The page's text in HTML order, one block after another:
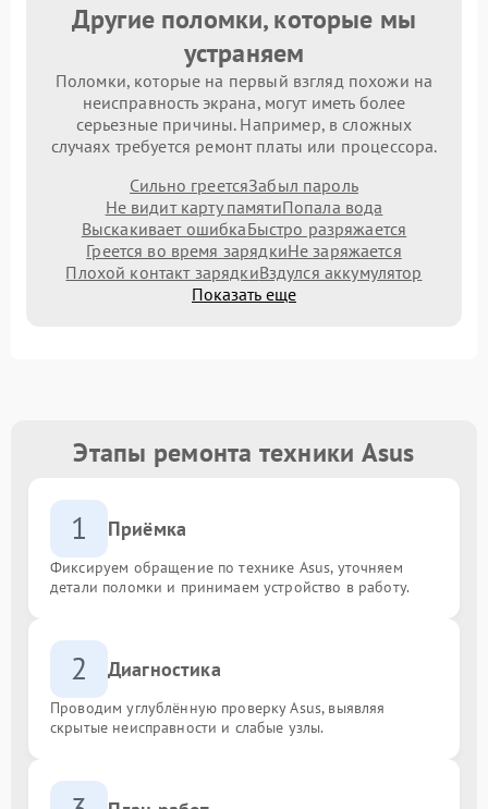
Другие поломки, которые мы
устраняем
Поломки, которые на первый взгляд похожи на
неисправность экрана, могут иметь более
серьезные причины. Например, в сложных
случаях требуется ремонт платы или процессора.
Сильно греетсяЗабыл пароль
Не видит карту памятиПопала вода
Выскакивает ошибкаБыстро разряжается
Греется во время зарядкиНе заряжается
Плохой контакт зарядкиВздулся аккумулятор
Показать еще
Этапы ремонта техники Asus
1 Приёмка
Фиксируем обращение по технике Asus, уточняем
детали поломки и принимаем устройство в работу.
2 Диагностика
Проводим углублённую проверку Asus, выявляя
скрытые неисправности и слабые узлы.